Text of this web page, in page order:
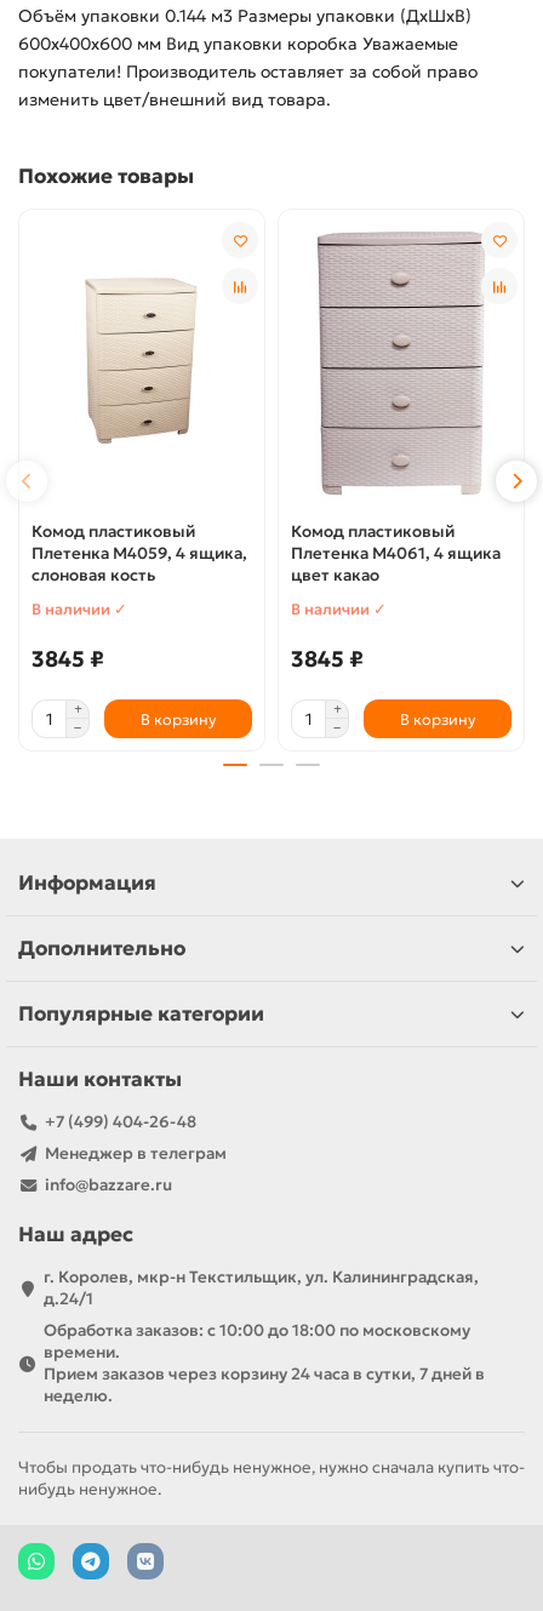
Объём упаковки 0.144 м3 Размеры упаковки (ДхШхВ)
600х400х600 мм Вид упаковки коробка Уважаемые
покупатели! Производитель оставляет за собой право
изменить цвет/внешний вид товара.
Похожие товары
Комод пластиковый
Плетенка М4059, 4 ящика,
слоновая кость
В наличии ✓
3845 ₽
В корзину
Комод пластиковый
Плетенка М4061, 4 ящика
цвет какао
В наличии ✓
3845 ₽
В корзину
Информация
Дополнительно
Популярные категории
Наши контакты
+7 (499) 404-26-48
Менеджер в телеграм
info@bazzare.ru
Наш адрес
г. Королев, мкр-н Текстильщик, ул. Калининградская,
д.24/1
Обработка заказов: с 10:00 до 18:00 по московскому
времени.
Прием заказов через корзину 24 часа в сутки, 7 дней в
неделю.
Чтобы продать что-нибудь ненужное, нужно сначала купить что-
нибудь ненужное.